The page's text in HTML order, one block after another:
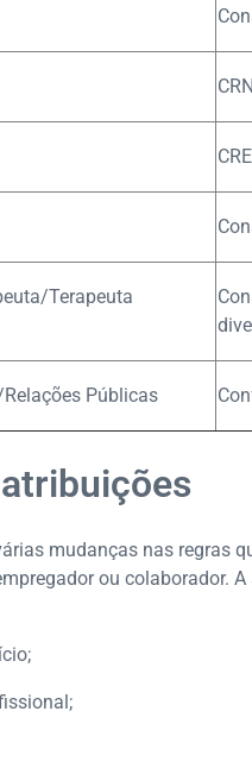
CRN
Terapeuta
Públicas
mudanças nas regras
ou colaborador.